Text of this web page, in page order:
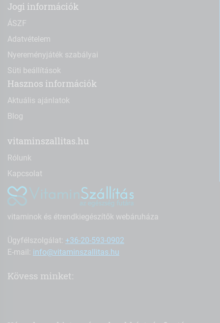
Jogi információk
ÁSZF
Adatvételem
Nyereményjáték szabályai
Süti beállítások
Hasznos információk
Aktuális ajánlatok
Blog
vitaminszallitas.hu
Rólunk
Kapcsolat
vitaminok és étrendkiegészítők webáruháza
Ügyfélszolgálat: +36-20-593-0902
E-mail: info@vitaminszallitas.hu
Kövess minket: